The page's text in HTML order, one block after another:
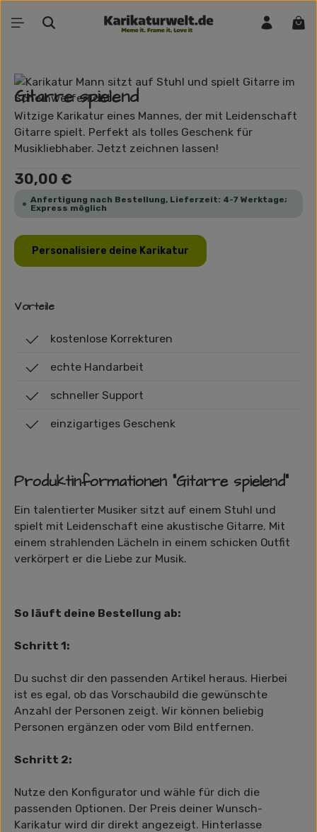
Zum Hauptinhalt springen
Bildergalerie überspringen
Gitarre spielend
Witzige Karikatur eines Mannes, der mit Leidenschaft
Gitarre spielt. Perfekt als tolles Geschenk für
Musikliebhaber. Jetzt zeichnen lassen!
Regulärer Preis:
30,00 €
Anfertigung nach Bestellung, Lieferzeit: 4-7 Werktage;
Express möglich
Personalisiere deine Karikatur
Vorteile
kostenlose Korrekturen
echte Handarbeit
schneller Support
einzigartiges Geschenk
Produktinformationen "Gitarre spielend"
Ein talentierter Musiker sitzt auf einem Stuhl und
spielt mit Leidenschaft eine akustische Gitarre. Mit
einem strahlenden Lächeln in einem schicken Outfit
verkörpert er die Liebe zur Musik.
So läuft deine Bestellung ab:
Schritt 1:
Du suchst dir den passenden Artikel heraus. Hierbei
ist es egal, ob das Vorschaubild die gewünschte
Anzahl der Personen zeigt. Wir können beliebig
Personen ergänzen oder vom Bild entfernen.
Schritt 2:
Nutze den Konfigurator und wähle für dich die
passenden Optionen. Der Preis deiner Wunsch-
Karikatur wird dir direkt angezeigt. Hinterlasse